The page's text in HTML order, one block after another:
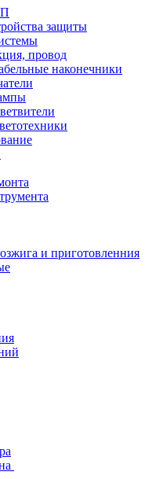
защиты
провод
наконечники
и приготовленния